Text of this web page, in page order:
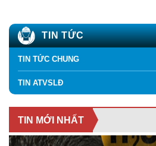
TIN TỨC
TIN TỨC CHUNG
TIN ATVSLĐ
TIN MỚI NHẤT